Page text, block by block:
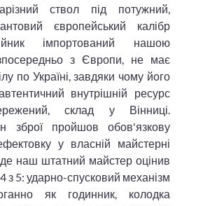
ствол під потужний,
європейський калібр
імпортований нашою
з Європи, не має
по Україні, завдяки чому його
внутрішній ресурс
склад у Вінниці.
зброї пройшов обов'язкову
у власній майстерні
наш штатний майстер оцінив
з 5: ударно-спусковий механізм
як годинник, колодка